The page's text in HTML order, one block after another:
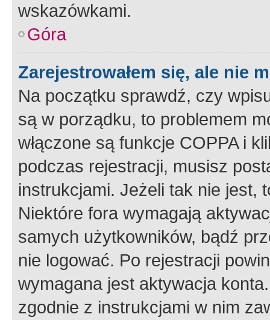
wskazówkami.
Góra
Zarejestrowałem się, ale nie
Na początku sprawdź, czy
są w porządku, to problemem
włączone są funkcje COPPA i
podczas rejestracji, musisz
instrukcjami. Jeżeli tak nie jest,
Niektóre fora wymagają
samych użytkowników, bądź
nie logować. Po rejestracji
wymagana jest aktywacja
zgodnie z instrukcjami w nim